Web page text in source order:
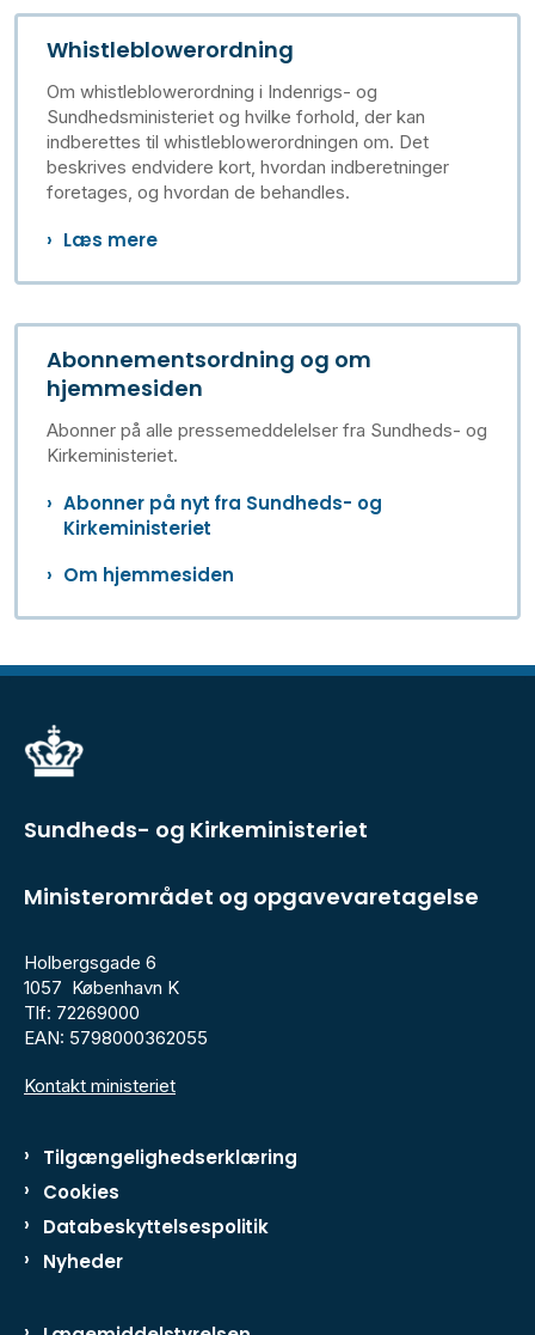
Whistleblowerordning
Om whistleblowerordning i Indenrigs- og
Sundhedsministeriet og hvilke forhold, der kan
indberettes til whistleblowerordningen om. Det
beskrives endvidere kort, hvordan indberetninger
foretages, og hvordan de behandles.
Læs mere
Abonnementsordning og om
hjemmesiden
Abonner på alle pressemeddelelser fra Sundheds- og
Kirkeministeriet.
Abonner på nyt fra Sundheds- og
Kirkeministeriet
Om hjemmesiden
Sundheds- og Kirkeministeriet
Ministerområdet og opgavevaretagelse
Holbergsgade 6
1057 København K
Tlf: 72269000
EAN: 5798000362055
Kontakt ministeriet
Tilgængelighedserklæring
Cookies
Databeskyttelsespolitik
Nyheder